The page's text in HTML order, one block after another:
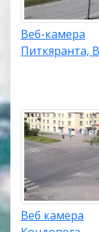
Веб-камера
Питкяранта,
Веб камера